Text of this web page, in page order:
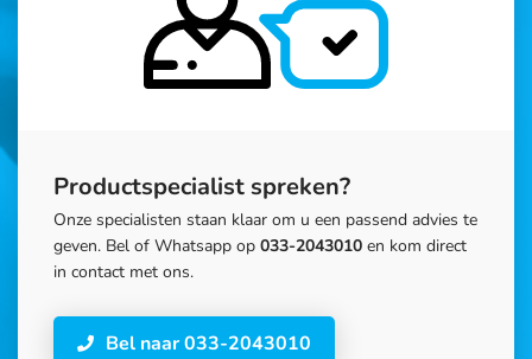
Productspecialist spreken?
Onze specialisten staan klaar om u een passend advies te
geven. Bel of Whatsapp op 033-2043010 en kom direct
in contact met ons.
Bel naar 033-2043010